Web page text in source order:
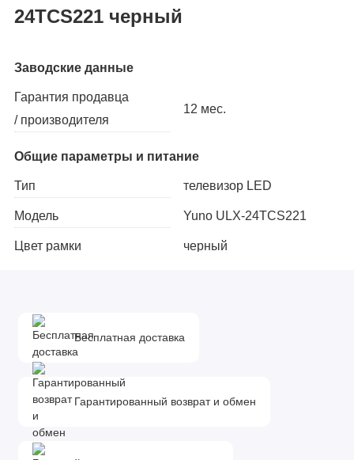
24TCS221 черный
Заводские данные
Гарантия продавца
/ производителя
12 мес.
Общие параметры и питание
Тип телевизор LED
Модель Yuno ULX-24TCS221
Цвет рамки черный
Диагональ экрана
Разрешение экрана
Стандарты HDTV
Параметры матрицы
Частота обновления
Бесплатная доставка
Гарантированный возврат и обмен